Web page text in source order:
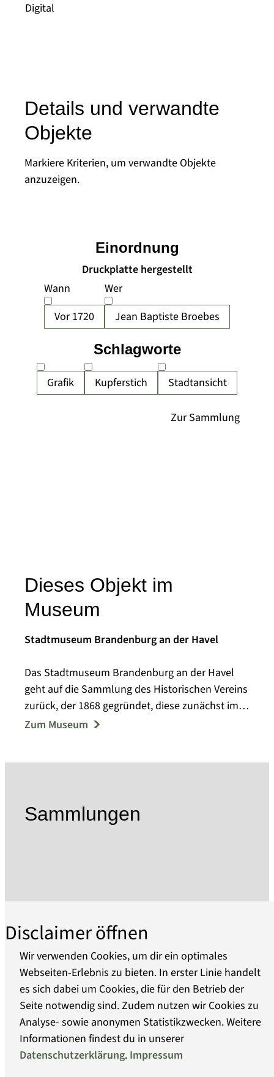
Digital
Details und verwandte
Objekte
Markiere Kriterien, um verwandte Objekte
anzuzeigen.
Druckplatte hergestellt
Wann
Vor 1720
Wer
Jean Baptiste Broebes
Grafik Kupferstich Stadtansicht
Einordnung
Schlagworte
Dieses Objekt im
Museum
Stadtmuseum Brandenburg an der Havel
Das Stadtmuseum Brandenburg an der Havel
geht auf die Sammlung des Historischen Vereins
zurück, der 1868 gegründet, diese zunächst im
Steintorturm, ab 1923 im barocken Frey-Haus
übergaben seine Erben 1939 der Stadt über,
ebenso übergab der Historische Verein die
Haus mit seiner Dauerausstellung zu "Alchemie
und Alltag" und den mittelalterlichen
Steintortum in der Neustadt mit der Sammlung
zu Havelschifffahrt.
Im Frey-Haus wird in wechselnden
Sonderausstellungen die jüngere
Stadtgeschichte gezeigt, deren Ereignisse das
Leben der Brandenburger bis heute prägen
sowie eine ständige Ausstellung zur über
Zum Museum
Sammlungen
Über uns
Barrierefreiheit
Datenschutz
Disclaimer öffnen
Wir verwenden Cookies, um dir ein optimales
Webseiten-Erlebnis zu bieten. In erster Linie handelt
es sich dabei um Cookies, die für den Betrieb der
Seite notwendig sind. Zudem nutzen wir Cookies zu
Analyse- sowie anonymen Statistikzwecken. Weitere
Informationen findest du in unserer
Datenschutzerklärung. Impressum